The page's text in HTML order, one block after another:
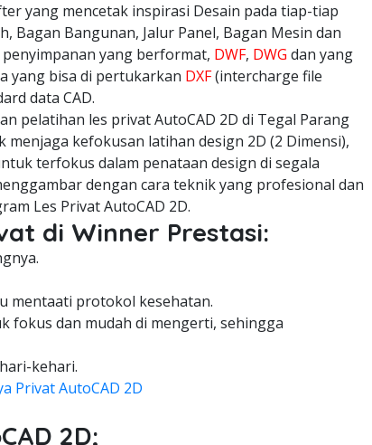
yang mencetak inspirasi Desain pada tiap-tiap
Bagan Bangunan, Jalur Panel, Bagan Mesin dan
yang berformat, DWF, DWG dan yang
yang bisa di pertukarkan DXF(intercharge file
data CAD.
pelatihan les privat AutoCAD 2D di Tegal Parang
kefokusan latihan design 2D (2 Dimensi),
terfokus dalam penataan design di segala
dengan cara teknik yang profesional dan
Les Privat AutoCAD 2D.
di Winner Prestasi:
mentaati protokol kesehatan.
fokus dan mudah di mengerti, sehingga
kehari.
Privat AutoCAD 2D
2D;